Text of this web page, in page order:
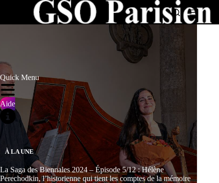
Quick Menu
Aide
À LA UNE
La Saga des Biennales 2024 – Épisode 5/12 : Hélène
Perechodkin, l’historienne qui tient les comptes de la mémoire